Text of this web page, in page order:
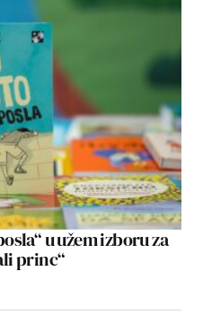
u užem izboru za
princ“